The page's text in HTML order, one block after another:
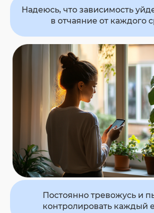
Надеюсь, что зависимость
в отчаяние от каждого
Постоянно тревожусь и
контролировать каждый